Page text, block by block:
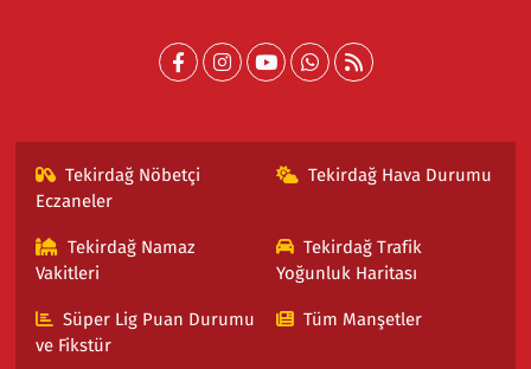
Tekirdağ Nöbetçi
Eczaneler
Tekirdağ Hava Durumu
Tekirdağ Namaz
Vakitleri
Tekirdağ Trafik
Yoğunluk Haritası
Süper Lig Puan Durumu
ve Fikstür
Tüm Manşetler